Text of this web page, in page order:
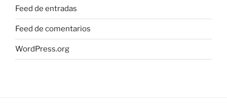
Feed de entradas
Feed de comentarios
WordPress.org